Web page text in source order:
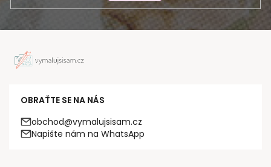
OBRAŤTE SE NA NÁS
obchod@vymalujsisam.cz
Napište nám na WhatsApp